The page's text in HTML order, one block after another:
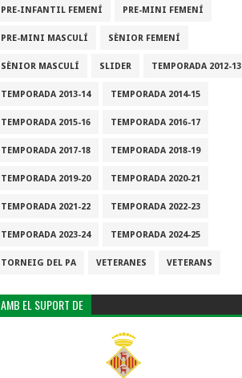
PRE-INFANTIL FEMENÍ PRE-MINI FEMENÍ
PRE-MINI MASCULÍ SÈNIOR FEMENÍ
SÈNIOR MASCULÍ SLIDER TEMPORADA 2012-13
TEMPORADA 2013-14 TEMPORADA 2014-15
TEMPORADA 2015-16 TEMPORADA 2016-17
TEMPORADA 2017-18 TEMPORADA 2018-19
TEMPORADA 2019-20 TEMPORADA 2020-21
TEMPORADA 2021-22 TEMPORADA 2022-23
TEMPORADA 2023-24 TEMPORADA 2024-25
TORNEIG DEL PA VETERANES VETERANS
AMB EL SUPORT DE